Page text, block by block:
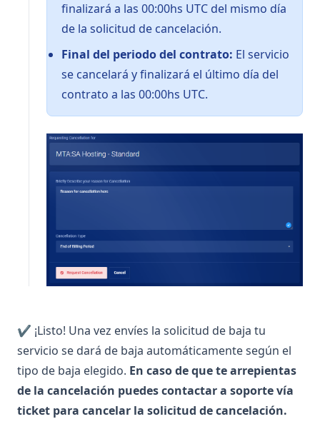
finalizará a las 00:00hs UTC del mismo día
de la solicitud de cancelación.
Final del periodo del contrato: El servicio
se cancelará y finalizará el último día del
contrato a las 00:00hs UTC.
✔ ¡Listo! Una vez envíes la solicitud de baja tu
servicio se dará de baja automáticamente según el
tipo de baja elegido. En caso de que te arrepientas
de la cancelación puedes contactar a soporte vía
ticket para cancelar la solicitud de cancelación.